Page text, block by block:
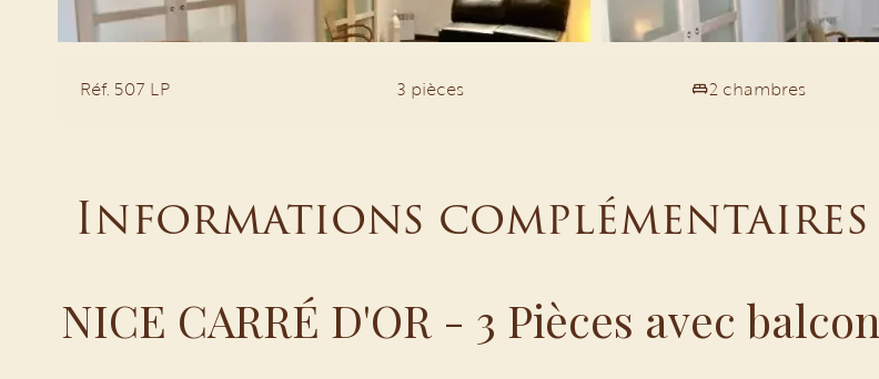
Réf. 507 LP 3 pièces 2 chambres
Informations complémentaires
NICE CARRÉ D'OR - 3 Pièces avec balcon